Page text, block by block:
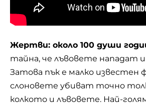
Жертви: около 100 души
тайна, че лъвовете нападат
Затова пък е малко известен
слоновете убиват точно
колкото и лъвовете. Най-